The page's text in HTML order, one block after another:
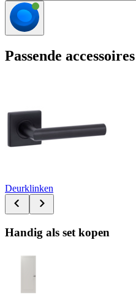
Passende accessoires
Deurklinken
Handig als set kopen